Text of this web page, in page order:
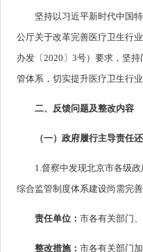
坚持以习近平新时代中国
公厅关于改革完善医疗卫生行
办发〔2020〕3号）要求，坚
管体系，切实提升医疗卫生行业
二、反馈问题及整改内容
（一）政府履行主导责任
1.督察中发现北京市各级
综合监管制度体系建设尚需完
责任单位： 市各有关部门
整改措施： 市各有关部门